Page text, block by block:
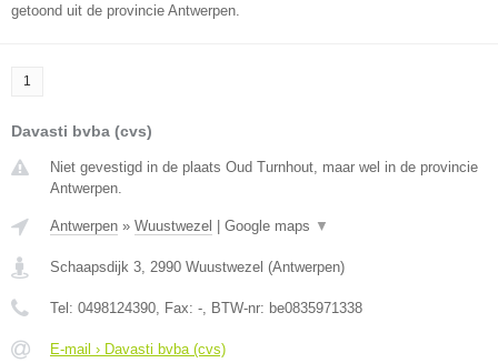
getoond uit de provincie Antwerpen.
1
Davasti bvba (cvs)
Niet gevestigd in de plaats Oud Turnhout, maar wel in de provincie
Antwerpen.
Antwerpen » Wuustwezel Google maps ▼
Schaapsdijk 3, 2990 Wuustwezel (Antwerpen)
Tel: 0498124390, Fax: -, BTW-nr: be0835971338
E-mail › Davasti bvba (cvs)